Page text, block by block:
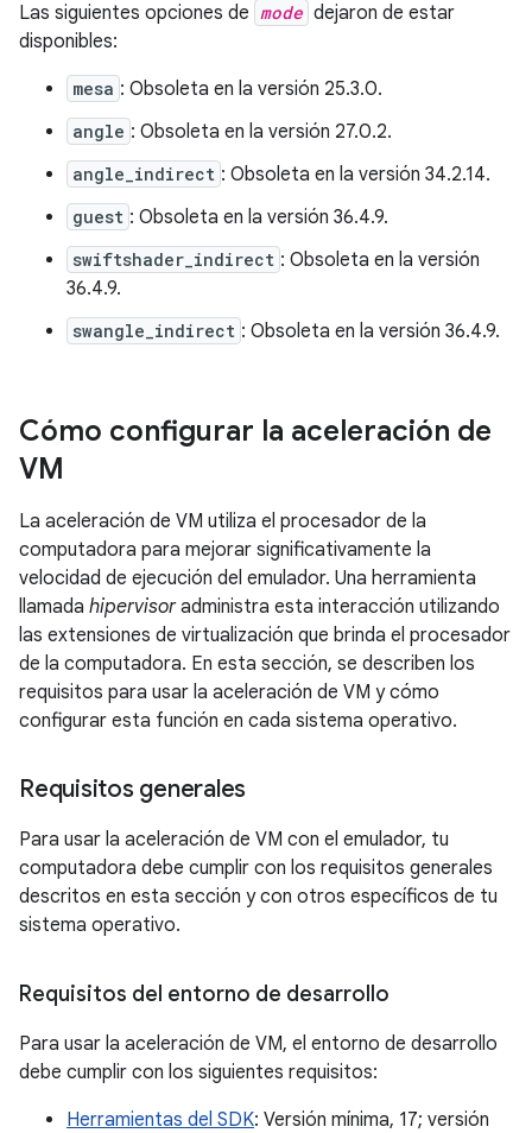
Las siguientes opciones de mode dejaron de estar
disponibles:
mesa : Obsoleta en la versión 25.3.0.
angle : Obsoleta en la versión 27.0.2.
angle_indirect : Obsoleta en la versión 34.2.14.
guest : Obsoleta en la versión 36.4.9.
swiftshader_indirect : Obsoleta en la versión
36.4.9.
swangle_indirect : Obsoleta en la versión 36.4.9.
Cómo configurar la aceleración de
VM
La aceleración de VM utiliza el procesador de la
computadora para mejorar significativamente la
velocidad de ejecución del emulador. Una herramienta
llamada hipervisoradministra esta interacción utilizando
las extensiones de virtualización que brinda el procesador
de la computadora. En esta sección, se describen los
requisitos para usar la aceleración de VM y cómo
configurar esta función en cada sistema operativo.
Requisitos generales
Para usar la aceleración de VM con el emulador, tu
computadora debe cumplir con los requisitos generales
descritos en esta sección y con otros específicos de tu
sistema operativo.
Requisitos del entorno de desarrollo
Para usar la aceleración de VM, el entorno de desarrollo
debe cumplir con los siguientes requisitos:
Herramientas del SDK: Versión mínima, 17; versión